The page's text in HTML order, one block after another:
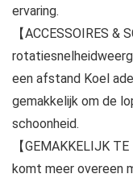
ervaring.
【ACCESSOIRES &
een afstand Koel
gemakkelijk om de
schoonheid.
【GEMAKKELIJK
komt meer overeen